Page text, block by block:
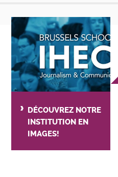
DÉCOUVREZ NOTRE
INSTITUTION EN
IMAGES!